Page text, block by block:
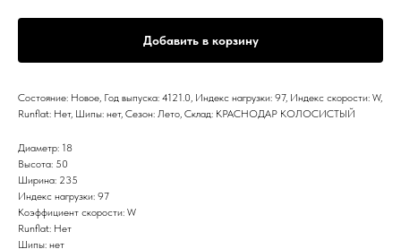
Добавить в корзину
Состояние: Новое, Год выпуска: 4121.0, Индекс нагрузки: 97, Индекс скорости: W,
Runflat: Нет, Шипы: нет, Сезон: Лето, Склад: КРАСНОДАР КОЛОСИСТЫЙ
Диаметр: 18
Высота: 50
Ширина: 235
Индекс нагрузки: 97
Коэффициент скорости: W
Runflat: Нет
Шипы: нет